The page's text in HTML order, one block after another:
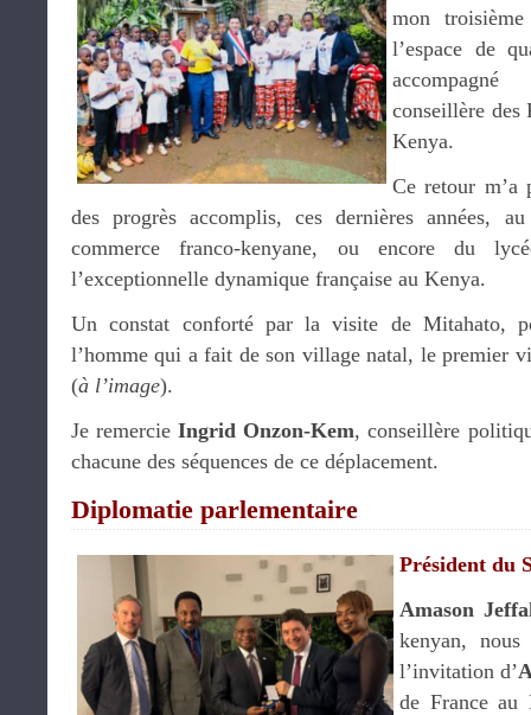
mon
l’espace de
conseillère des
Kenya.
Ce retour m’a
des progrès accomplis, ces dernières années,
commerce franco-kenyane, ou encore du
l’exceptionnelle dynamique française au Kenya.
Un constat conforté par la visite de Mitahato,
l’homme qui a fait de son village natal, le premier
(à l’image).
Je remercieIngrid Onzon-Kem, conseillère
chacune des séquences de ce déplacement.
Diplomatie parlementaire
Président du
Amason
kenyan, nous
l’invitation d’
de France au